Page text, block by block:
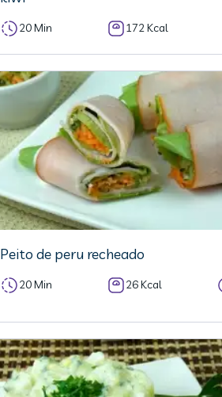
20 Min 172 Kcal
Peito de peru recheado
20 Min 26 Kcal